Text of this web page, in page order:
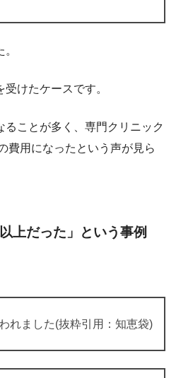
けたケースです。
ることが多く、専門クリニック
費用になったという声が見ら
上だった」という事例
れました(抜粋引用：知恵袋)